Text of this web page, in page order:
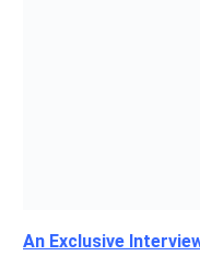
An Exclusive